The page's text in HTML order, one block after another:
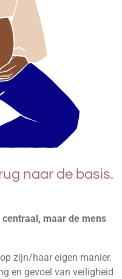
naar de basis.
maar de mens
zijn/haar eigen manier.
en gevoel van veiligheid